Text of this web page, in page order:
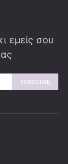
εμείς σου
SUBSCRIBE